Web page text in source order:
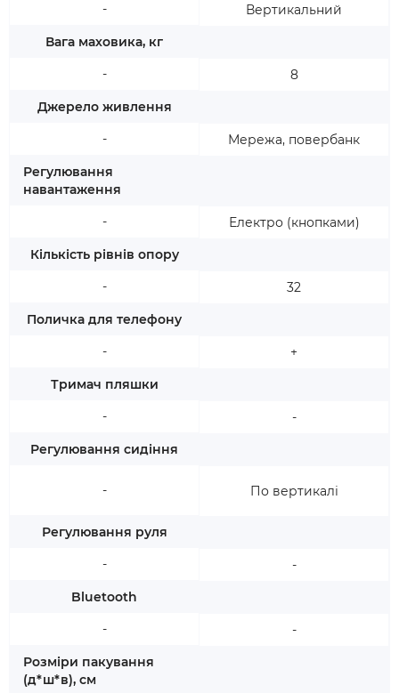
-
Вага маховика, кг
-
Джерело живлення
-
Регулювання
навантаження
-
Кількість рівнів опору
-
Поличка для телефону
-
Тримач пляшки
-
Регулювання сидіння
-
Регулювання руля
-
Bluetooth
-
Розміри пакування
(д*ш*в), см
Вертикальний
8
Мережа, повербанк
Електро (кнопками)
32
+
-
По вертикалі
-
-